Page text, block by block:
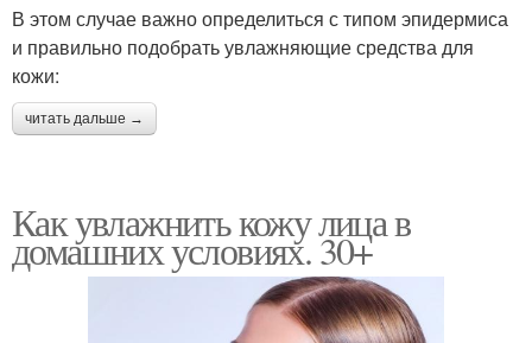
В этом случае важно определиться с типом эпидермиса
и правильно подобрать увлажняющие средства для
кожи:
читать дальше →
Как увлажнить кожу лица в
домашних условиях. 30+